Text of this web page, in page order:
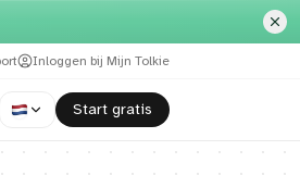
Inloggen bij Mijn Tolkie
​Start gratis